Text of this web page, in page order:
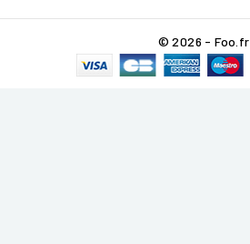
© 2026 - Foo.fr